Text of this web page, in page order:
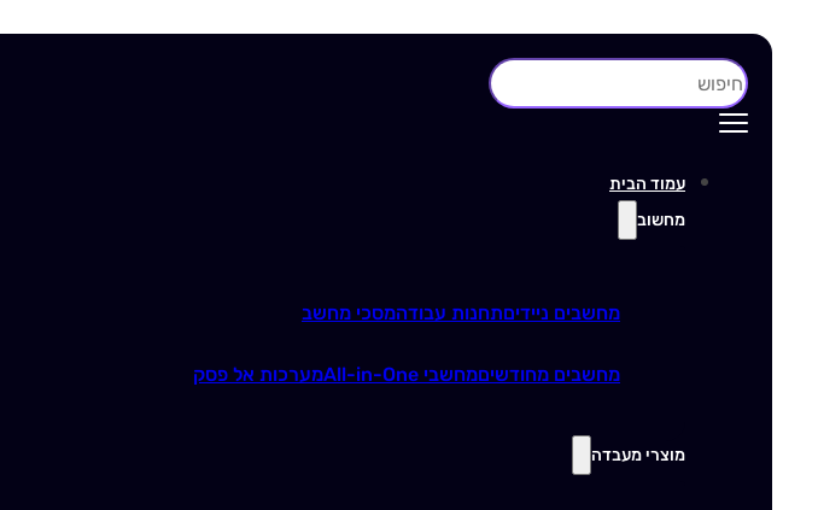
חיפוש
עמוד הבית
מחשוב
מחשבים ניידיםתחנות עבודהמסכי מחשב
מחשבים מחודשיםמחשבי All-in-One מערכות אל פסק
מוצרי מעבדה